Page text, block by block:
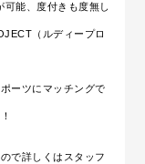
能、度付きも度無し
（ルディープロ
ーツにマッチングで
で詳しくはスタッフ